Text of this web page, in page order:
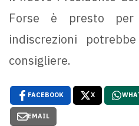
Forse è presto
indiscrezioni
consigliere.
FACEBOOK X
EMAIL